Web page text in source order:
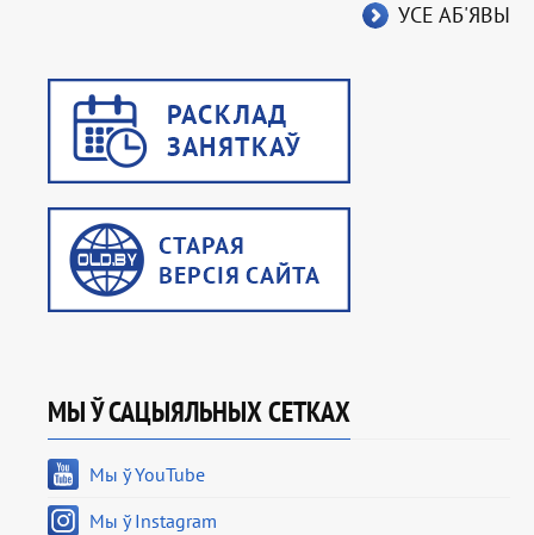
УСЕ АБ'ЯВЫ
МЫ Ў САЦЫЯЛЬНЫХ СЕТКАХ
Мы ў YouTube
Мы ў Instagram